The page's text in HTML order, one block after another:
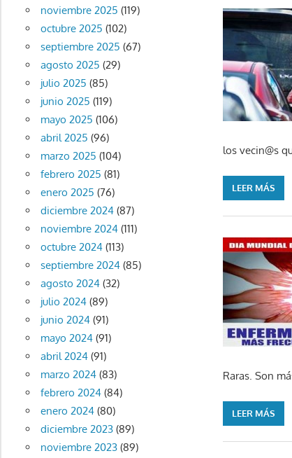
los vecin@s
LEER MÁS
Raras. Son
LEER MÁS
noviembre 2025 (119)
octubre 2025 (102)
septiembre 2025 (67)
agosto 2025 (29)
julio 2025 (85)
junio 2025 (119)
mayo 2025 (106)
abril 2025 (96)
marzo 2025 (104)
febrero 2025 (81)
enero 2025 (76)
diciembre 2024(87)
noviembre 2024(111)
octubre 2024(113)
septiembre 2024(85)
agosto 2024(32)
julio 2024(89)
junio 2024(91)
mayo 2024(91)
abril 2024(91)
marzo 2024(83)
febrero 2024(84)
enero 2024(80)
diciembre 2023(89)
noviembre 2023(89)